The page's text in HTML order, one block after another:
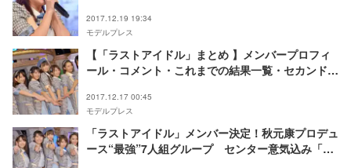
ト＞
2017.12.19 19:34
モデルプレス
【「ラストアイドル」まとめ 】メンバープロフィ
ール・コメント・これまでの結果一覧・セカンドユ
2017.12.17 00:45
モデルプレス
「ラストアイドル」メンバー決定！秋元康プロデュ
ース“最強”7人組グループ センター意気込み「ア